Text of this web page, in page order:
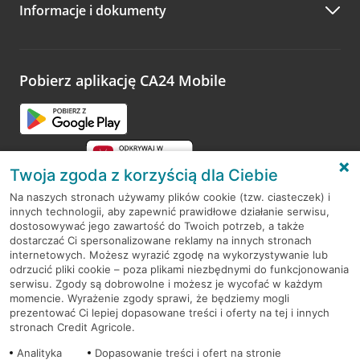
Zachęcamy do podzielenia się z nami opinią o wizycie.
opinie.
Informacje i dokumenty
Pobierz aplikację CA24 Mobile
RODO
Regulamin serwisu
Mapa serwisu
PolitykaCookies
Twoja zgoda z korzyścią dla Ciebie
Na naszych stronach używamy plików cookie (tzw. ciasteczek) i
innych technologii, aby zapewnić prawidłowe działanie serwisu,
dostosowywać jego zawartość do Twoich potrzeb, a także
dostarczać Ci spersonalizowane reklamy na innych stronach
internetowych. Możesz wyrazić zgodę na wykorzystywanie lub
odrzucić pliki cookie – poza plikami niezbędnymi do funkcjonowania
serwisu. Zgody są dobrowolne i możesz je wycofać w każdym
momencie. Wyrażenie zgody sprawi, że będziemy mogli
prezentować Ci lepiej dopasowane treści i oferty na tej i innych
stronach Credit Agricole.
Analityka
Dopasowanie treści i ofert na stronie